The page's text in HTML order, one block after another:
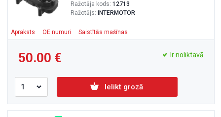
Ražotāja kods: 12713
Ražotājs:
INTERMOTOR
Apraksts OE numuri Saistītās mašīnas
50.00 Ir noliktavā
Ielikt grozā